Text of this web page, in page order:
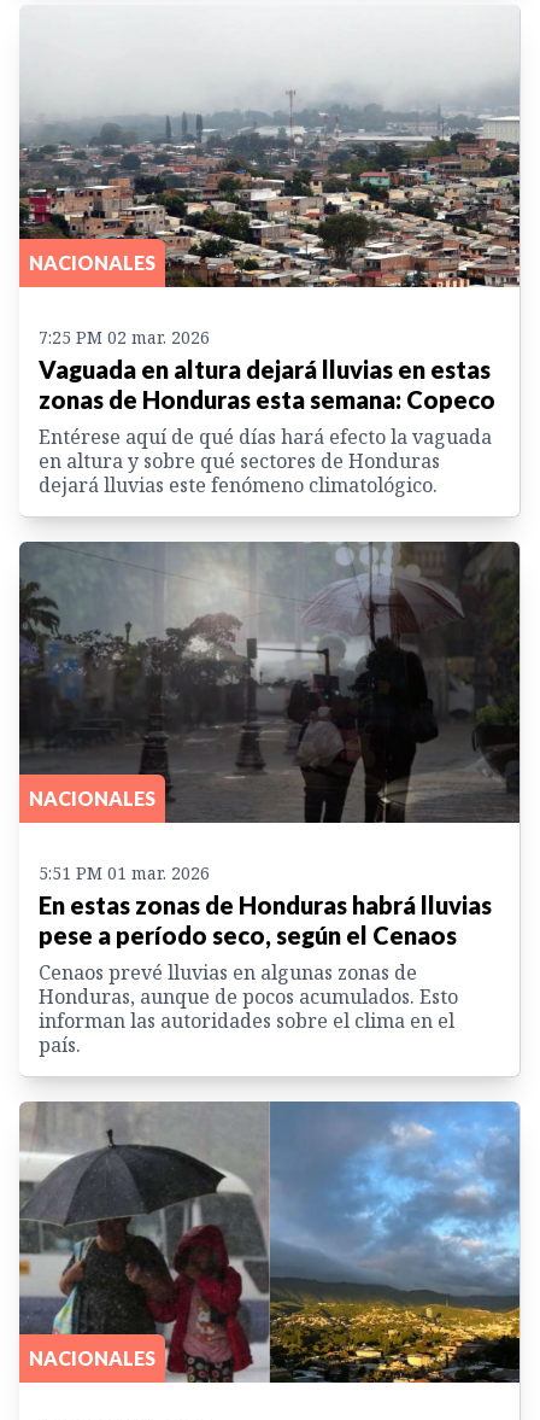
NACIONALES
7:25 PM 02 mar. 2026
Vaguada en altura dejará lluvias en estas
zonas de Honduras esta semana: Copeco
Entérese aquí de qué días hará efecto la vaguada
en altura y sobre qué sectores de Honduras
dejará lluvias este fenómeno climatológico.
NACIONALES
5:51 PM 01 mar. 2026
En estas zonas de Honduras habrá lluvias
pese a período seco, según el Cenaos
Cenaos prevé lluvias en algunas zonas de
Honduras, aunque de pocos acumulados. Esto
informan las autoridades sobre el clima en el
país.
NACIONALES